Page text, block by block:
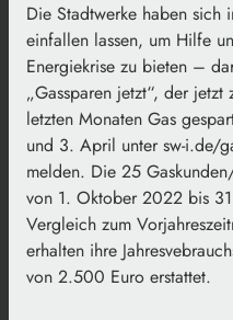
Die Stadtwerke haben sich
einfallen lassen, um Hilfe
Energiekrise zu bieten –
„Gassparen jetzt“, der
letzten Monaten Gas
und 3. April unter sw-i.de/
melden. Die 25
von 1. Oktober 2022 bis
Vergleich zum
erhalten ihre
von 2.500 Euro erstattet.